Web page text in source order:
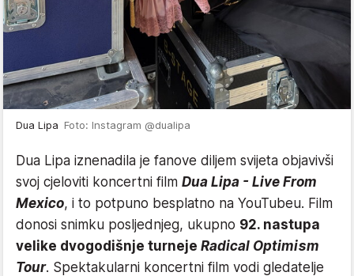
Dua Lipa Foto: Instagram @dualipa
Dua Lipa iznenadila je fanove diljem svijeta objavivši
svoj cjeloviti koncertni film Dua Lipa - Live From
Mexico, i to potpuno besplatno na YouTubeu. Film
donosi snimku posljednjeg, ukupno 92. nastupa
velike dvogodišnje turneje Radical Optimism
Tour. Spektakularni koncertni film vodi gledatelje